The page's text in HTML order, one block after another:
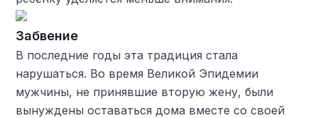
Забвение
В последние годы эта традиция стала
нарушаться. Во время Великой Эпидемии
мужчины, не принявшие вторую жену, были
вынуждены оставаться дома вместе со своей